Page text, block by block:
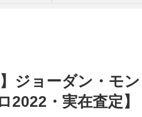
ジョーダン・モ
2022・実在査定】